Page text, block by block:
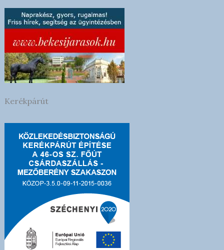
Kerékpárút